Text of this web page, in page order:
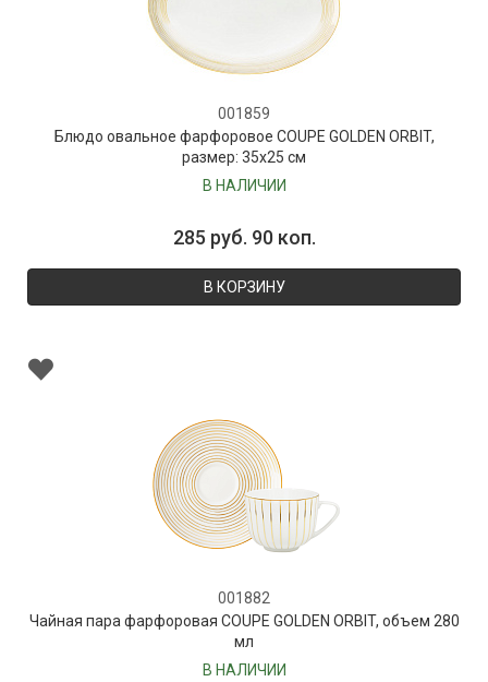
001859
Блюдо овальное фарфоровое COUPE GOLDEN ORBIT,
размер: 35х25 см
В НАЛИЧИИ
285 руб. 90 коп.
В КОРЗИНУ
001882
Чайная пара фарфоровая COUPE GOLDEN ORBIT, объем 280
мл
В НАЛИЧИИ